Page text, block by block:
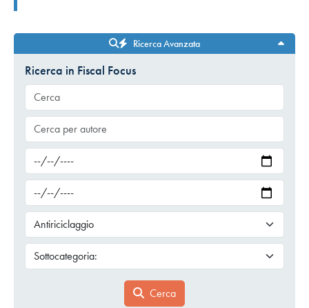
Ricerca Avanzata
Ricerca in Fiscal Focus
Cerca